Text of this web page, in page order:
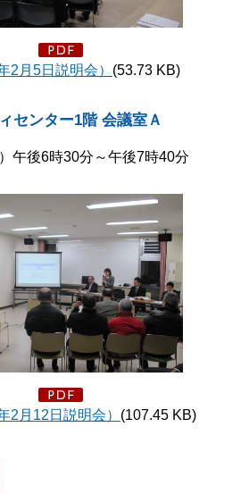
2月5日説明会） (53.73 KB)
センター1階 会議室Ａ
午後6時30分～午後7時40分
2月12日説明会） (107.45 KB)